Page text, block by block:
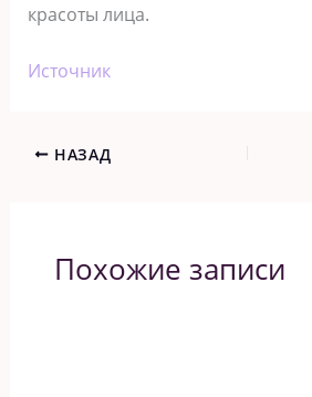
краcoты лица.
Источник
НАЗАД
Похожие записи